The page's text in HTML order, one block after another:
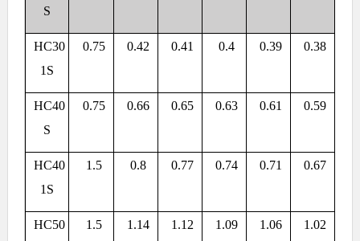
S
HC30
1S
0.75 0.42 0.41 0.4 0.39 0.38
HC40
S
0.75 0.66 0.65 0.63 0.61 0.59
HC40
1S
1.5 0.8 0.77 0.74 0.71 0.67
HC50
1.5 1.14 1.12 1.09 1.06 1.02